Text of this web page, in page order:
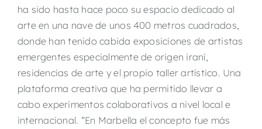
ha sido hasta hace poco su espacio dedicado al
arte en una nave de unos 400 metros cuadrados,
donde han tenido cabida exposiciones de artistas
emergentes especialmente de origen iraní,
residencias de arte y el propio taller artístico. Una
plataforma creativa que ha permitido llevar a
cabo experimentos colaborativos a nivel local e
internacional. “En Marbella el concepto fue más